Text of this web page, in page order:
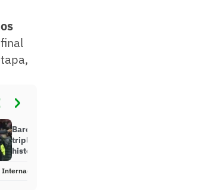
Barcelona mantém vivo sonho do
triplete pela terceira vez na
história